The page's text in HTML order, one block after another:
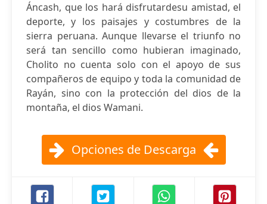
Áncash, que los hará disfrutardesu amistad, el
deporte, y los paisajes y costumbres de la
sierra peruana. Aunque llevarse el triunfo no
será tan sencillo como hubieran imaginado,
Cholito no cuenta solo con el apoyo de sus
compañeros de equipo y toda la comunidad de
Rayán, sino con la protección del dios de la
montaña, el dios Wamani.
Opciones de Descarga